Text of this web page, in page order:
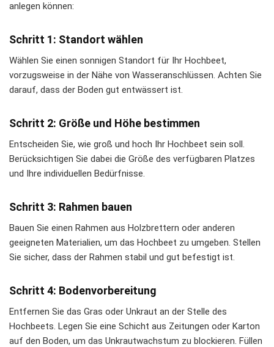
anlegen können:
Schritt 1: Standort wählen
Wählen Sie einen sonnigen Standort für Ihr Hochbeet,
vorzugsweise in der Nähe von Wasseranschlüssen. Achten Sie
darauf, dass der Boden gut entwässert ist.
Schritt 2: Größe und Höhe bestimmen
Entscheiden Sie, wie groß und hoch Ihr Hochbeet sein soll.
Berücksichtigen Sie dabei die Größe des verfügbaren Platzes
und Ihre individuellen Bedürfnisse.
Schritt 3: Rahmen bauen
Bauen Sie einen Rahmen aus Holzbrettern oder anderen
geeigneten Materialien, um das Hochbeet zu umgeben. Stellen
Sie sicher, dass der Rahmen stabil und gut befestigt ist.
Schritt 4: Bodenvorbereitung
Entfernen Sie das Gras oder Unkraut an der Stelle des
Hochbeets. Legen Sie eine Schicht aus Zeitungen oder Karton
auf den Boden, um das Unkrautwachstum zu blockieren. Füllen